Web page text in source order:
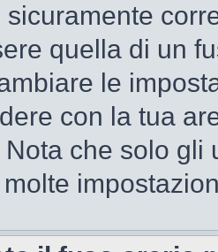
sicuramente
quella di un
le
con la tua
Nota che solo